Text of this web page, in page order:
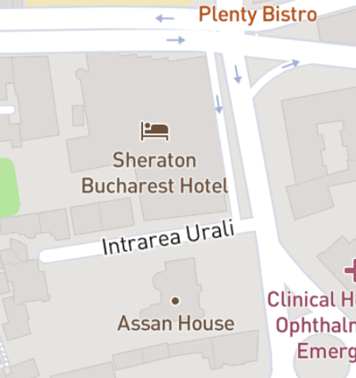
ce personajele învață să iubească și să fie acceptate.
Sub îndrumarea lui Bobi Pricop, spectacolul își aprofundează
temele prin folosirea tehnologiei pentru a evidenția autenticitatea
și vulnerabilitatea interacțiunilor dintre personaje. Acest amestec
de tehnologie și narativ transformă „Frumoasa și Bestia” într-o
experiență vizuală stimulantă și contemporană.
„Frumoasa și Bestia” de la Teatrul Țăndărică depășește
granițele teatrului tradițional, oferind publicului de toate vârstele o
ocazie de a reflecta asupra puterii transformative a iubirii și a
importanței acceptării, redefinind arta animației, într-o abordare
inovatoare și creativă care nu trebuie ratată.
„În esență, teatrul spune povești, iar pe mine mă interesează să
descopăr relevanța pe care aceste povești o au pentru oamenii
de azi – în ce măsură un basm despre un blestem aruncat de o
vrăjitoare și o bestie izolată într-un castel magic poate spune
ceva despre lumea din jurul nostru. „Frumoasa și Bestia“
vorbește poate cel mai limpede despre vremurile pe care le trăim
– o poveste despre salvare, doar că de data asta, prințul este cel
salvat. De el însuși. Monstrul din el trebuie îmblânzit – un
monstru hrănit din anxietăți, frici, neîncredere și furie. Dintr-un
orgoliu care a transformat un vis într-un coșmar. Asta m-a
interesat să descoperim în „Frumoasa și Bestia“, acest drum